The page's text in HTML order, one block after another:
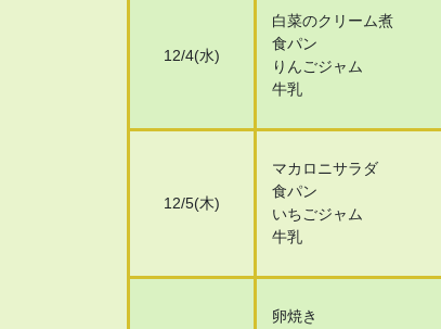
12/4(水)
白菜のクリーム煮
食パン
りんごジャム
牛乳
12/5(木)
マカロニサラダ
食パン
いちごジャム
牛乳
卵焼き